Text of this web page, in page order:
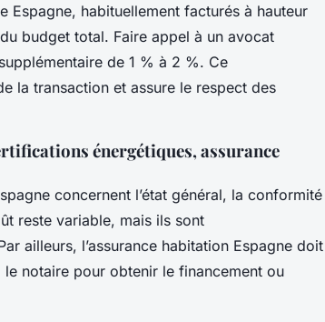
habituellement facturés à hauteur
budget total. Faire appel à un avocat
de 1 % à 2 %. Ce
la transaction et assure le respect des
énergétiques, assurance
concernent l’état général, la conformité
reste variable, mais ils sont
ailleurs, l’assurance habitation Espagne doit
notaire pour obtenir le financement ou